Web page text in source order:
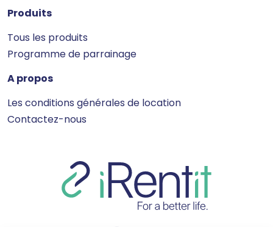
Produits
Tous les produits
Programme de parrainage
A propos
Les conditions générales de location
Contactez-nous